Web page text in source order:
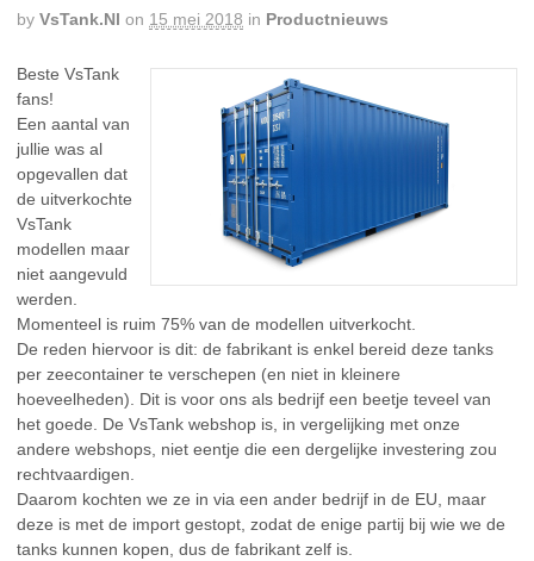
by VsTank.nl on 15 mei 2018 in Productnieuws
Beste VsTank
fans!
Een aantal van
jullie was al
opgevallen dat
de uitverkochte
VsTank
modellen maar
niet aangevuld
werden.
Momenteel is ruim 75% van de modellen uitverkocht.
De reden hiervoor is dit: de fabrikant is enkel bereid deze tanks
per zeecontainer te verschepen (en niet in kleinere
hoeveelheden). Dit is voor ons als bedrijf een beetje teveel van
het goede. De VsTank webshop is, in vergelijking met onze
andere webshops, niet eentje die een dergelijke investering zou
rechtvaardigen.
Daarom kochten we ze in via een ander bedrijf in de EU, maar
deze is met de import gestopt, zodat de enige partij bij wie we de
tanks kunnen kopen, dus de fabrikant zelf is.